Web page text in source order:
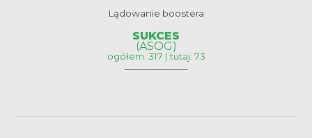
Lądowanie boostera
SUKCES
(ASOG)
ogółem: 317 | tutaj: 73